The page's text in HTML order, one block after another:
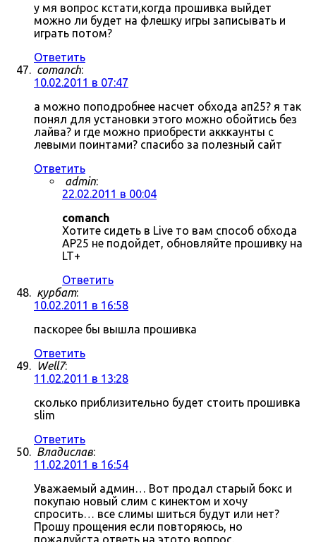
у мя вопрос кстати,когда прошивка выйдет
можно ли будет на флешку игры записывать и
играть потом?
Ответить
comanch:
10.02.2011 в 07:47
а можно поподробнее насчет обхода ап25? я так
понял для установки этого можно обойтись без
лайва? и где можно приобрести акккаунты с
левыми поинтами? спасибо за полезный сайт
Ответить
admin:
22.02.2011 в 00:04
comanch
Хотите сидеть в Live то вам способ обхода
AP25 не подойдет, обновляйте прошивку на
LT+
Ответить
курбат:
10.02.2011 в 16:58
паскорее бы вышла прошивка
Ответить
Well7:
11.02.2011 в 13:28
сколько приблизительно будет стоить прошивка
slim
Ответить
Владислав:
11.02.2011 в 16:54
Уважаемый админ… Вот продал старый бокс и
покупаю новый слим с кинектом и хочу
спросить… все слимы шиться будут или нет?
Прошу прощения если повторяюсь, но
пожалуйста ответь на этото вопрос.